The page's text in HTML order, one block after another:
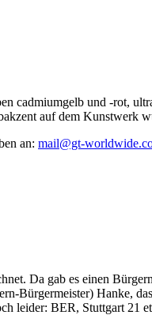
cadmiumgelb und -rot,
auf dem Kunstwerk
an: mail@gt-
Da gab es einen
Bürgermeister) Hanke,
leider: BER, Stuttgart 21